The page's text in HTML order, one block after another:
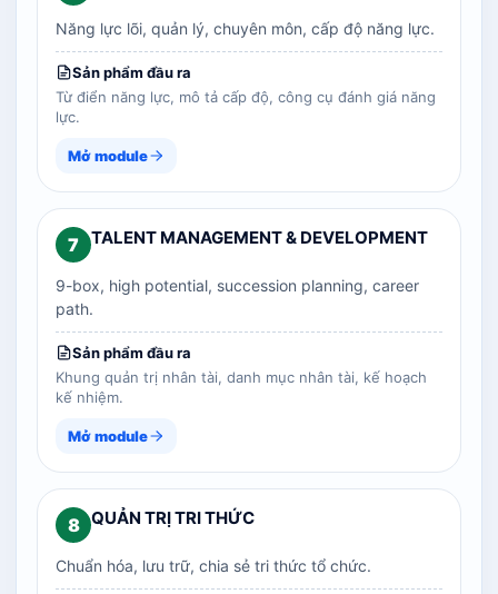
Năng lực lõi, quản lý, chuyên môn, cấp độ năng lực.
Sản phẩm đầu ra
Từ điển năng lực, mô tả cấp độ, công cụ đánh giá năng
lực.
Mở module
7 TALENT MANAGEMENT & DEVELOPMENT
9-box, high potential, succession planning, career
path.
Sản phẩm đầu ra
Khung quản trị nhân tài, danh mục nhân tài, kế hoạch
kế nhiệm.
Mở module
8 QUẢN TRỊ TRI THỨC
Chuẩn hóa, lưu trữ, chia sẻ tri thức tổ chức.